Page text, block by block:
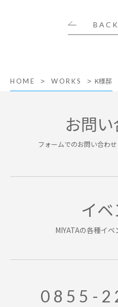
HOME WORKS K様邸
お問
フォームでのお問い合わ
イ
MIYATAの各種イベ
0855-